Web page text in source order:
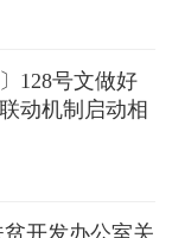
128号文做好
动机制启动相